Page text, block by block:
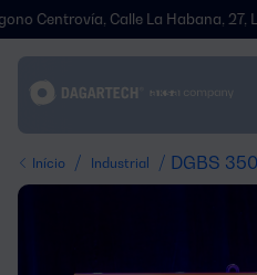
Calle La Habana, 27, La Muela,
Início / Industrial / DGBS